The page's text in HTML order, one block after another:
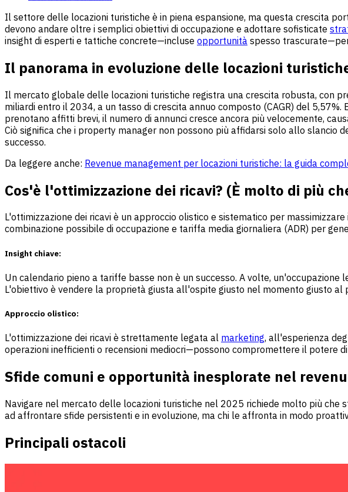
Il settore delle locazioni turistiche è in piena espansione, ma questa crescita
devono andare oltre i semplici obiettivi di occupazione e adottare sofisticate
insight di esperti e tattiche concrete—incluse opportunità spesso
Il panorama in evoluzione delle locazioni
Il mercato globale delle locazioni turistiche registra una crescita robusta, con
miliardi entro il 2034, a un tasso di crescita annuo composto (CAGR) del
prenotano affitti brevi, il numero di annunci cresce ancora più velocemente,
Ciò significa che i property manager non possono più affidarsi solo allo
successo.
Da leggere anche: Revenue management per locazioni turistiche: la guida
Cos'è l'ottimizzazione dei ricavi? (È molto di più
L'ottimizzazione dei ricavi è un approccio olistico e sistematico per
combinazione possibile di occupazione e tariffa media giornaliera (ADR) per
Insight chiave:
Un calendario pieno a tariffe basse non è un successo. A volte,
L'obiettivo è vendere la proprietà giusta all'ospite giusto nel momento giusto al
Approccio olistico:
L'ottimizzazione dei ricavi è strettamente legata al marketing, all'esperienza
operazioni inefficienti o recensioni mediocri—possono compromettere il potere
Sfide comuni e opportunità inesplorate nel
Navigare nel mercato delle locazioni turistiche nel 2025 richiede molto più
ad affrontare sfide persistenti e in evoluzione, ma chi le affronta in modo
Principali ostacoli